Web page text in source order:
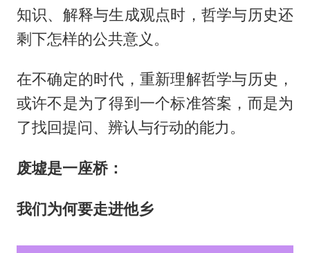
知识、解释与生成观点时，哲学与历史还
剩下怎样的公共意义。
在不确定的时代，重新理解哲学与历史，
或许不是为了得到一个标准答案，而是为
了找回提问、辨认与行动的能力。
废墟是一座桥：
我们为何要走进他乡